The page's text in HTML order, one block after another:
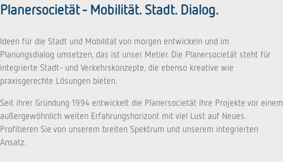
Planersocietät - Mobilität. Stadt. Dialog.
Ideen für die Stadt und Mobilität von morgen entwickeln und im
Planungsdialog umsetzen, das ist unser Metier. Die Planersocietät steht für
integrierte Stadt- und Verkehrskonzepte, die ebenso kreative wie
praxisgerechte Lösungen bieten.
Seit ihrer Gründung 1994 entwickelt die Planersocietät ihre Projekte vor einem
außergewöhnlich weiten Erfahrungshorizont mit viel Lust auf Neues.
Profitieren Sie von unserem breiten Spektrum und unserem integrierten
Ansatz.